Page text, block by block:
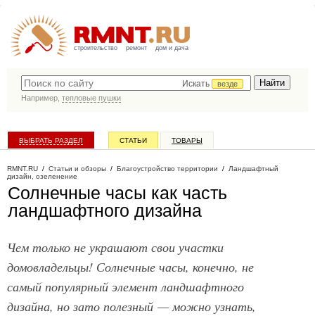
строительство ремонт дом и дача
Искать
везде
Например, тепловые пушки
ВЫБРАТЬ РАЗДЕЛ СТАТЬИ ТОВАРЫ
RMNT.RU / Статьи и обзоры / Благоустройство территории / Ландшафтный
дизайн, озеленение
Солнечные часы как часть
ландшафтного дизайна
Чем только не украшают свои участки
домовладельцы! Солнечные часы, конечно, не
самый популярный элемент ландшафтного
дизайна, но зато полезный — можно узнать,